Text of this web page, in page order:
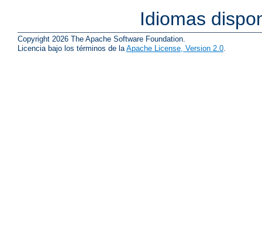
Idiomas
Copyright 2026 The Apache Software Foundation.
Licencia bajo los términos de la Apache License, Version 2.0